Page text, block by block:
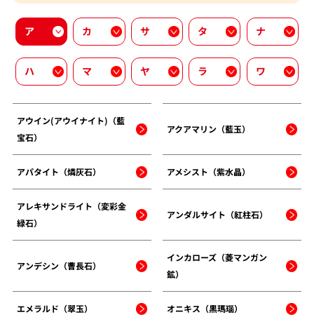
ア カ サ タ ナ
ハ マ ヤ ラ ワ
アウイン(アウイナイト)（藍
宝石）
アクアマリン（藍玉）
アパタイト（燐灰石） アメシスト（紫水晶）
アレキサンドライト（変彩金
緑石）
アンダルサイト（紅柱石）
アンデシン（曹長石）
インカローズ（菱マンガン
鉱）
エメラルド（翠玉） オニキス（黒瑪瑙）